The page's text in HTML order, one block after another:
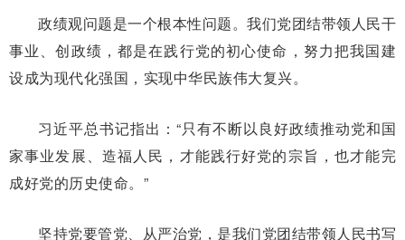
政绩观问题是一个根本性问题。我们党团结带领人民干
事业、创政绩，都是在践行党的初心使命，努力把我国建
设成为现代化强国，实现中华民族伟大复兴。
习近平总书记指出：“只有不断以良好政绩推动党和国
家事业发展、造福人民，才能践行好党的宗旨，也才能完
成好党的历史使命。”
坚持党要管党、从严治党，是我们党团结带领人民书写